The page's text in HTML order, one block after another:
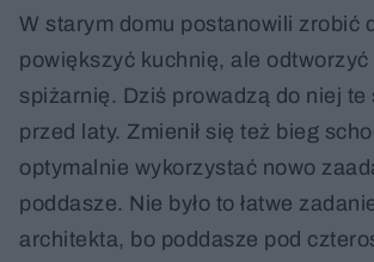
W starym domu postanowili zrobić
powiększyć kuchnię, ale odtworzyć
spiżarnię. Dziś prowadzą do niej te
przed laty. Zmienił się też bieg
optymalnie wykorzystać nowo
poddasze. Nie było to łatwe
architekta, bo poddasze pod